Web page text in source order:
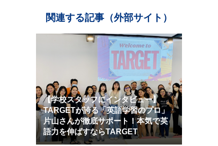
関連する記事（外部サイト）
【学校スタッフにインタビュー】
TARGETが誇る「英語学習のプロ」
片山さんが徹底サポート！本気で英
語力を伸ばすならTARGET